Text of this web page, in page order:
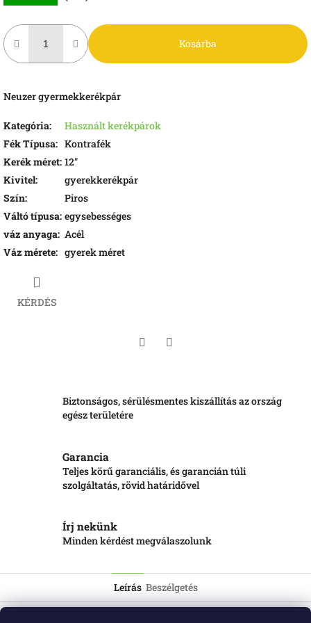
Kosárba
Neuzer gyermekkerékpár
Kategória:
Használt kerékpárok
Fék Típusa: Kontrafék
Kerék méret: 12"
Kivitel:
gyerekkerékpár
Szín:
Piros
Váltó típusa: egysebességes
váz anyaga: Acél
Váz mérete: gyerek méret
KÉRDÉS
Biztonságos, sérülésmentes kiszállítás az ország
egész területére
Garancia
Teljes körű garanciális, és garancián túli
szolgáltatás, rövid határidővel
Írj nekünk
Minden kérdést megválaszolunk
Leírás Beszélgetés